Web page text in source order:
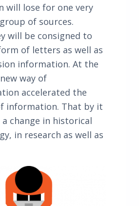
will lose for one very
of sources.
will be consigned to
of letters as well as
information. At the
way of
accelerated the
information. That by it
change in historical
in research as well as